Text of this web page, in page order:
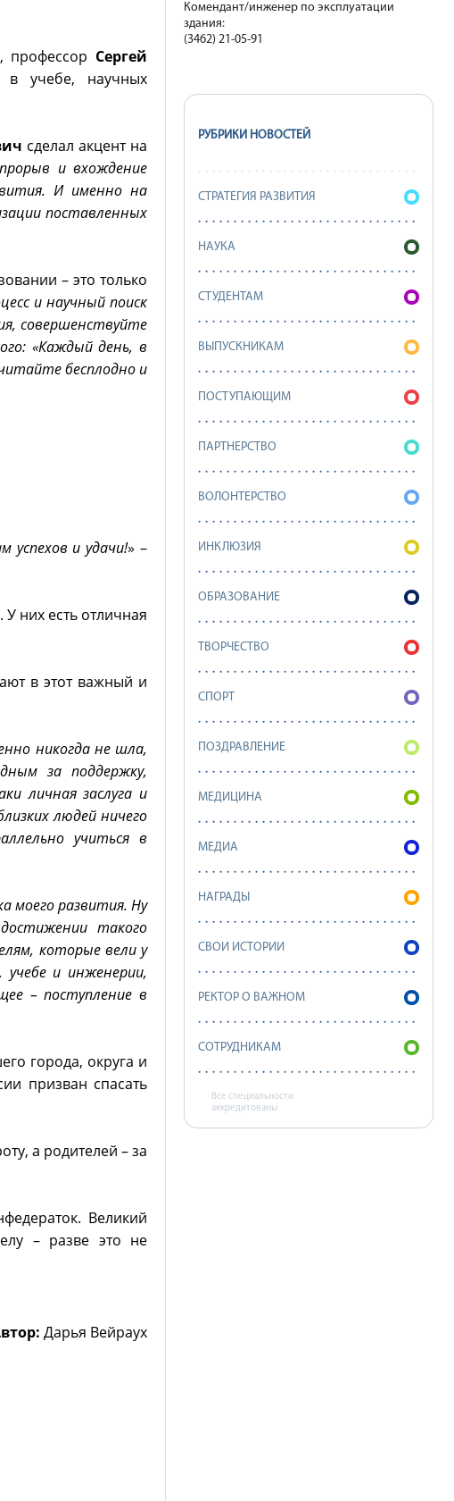
профессор Сергей
в учебе, научных
сделал акцент на
и вхождение
И именно на
поставленных
– это только
и научный поиск
совершенствуйте
«Каждый день, в
бесплодно и
успехов и удачи!» –
них есть отличная
в этот важный и
никогда не шла,
за поддержку,
личная заслуга и
людей ничего
учиться в
моего развития. Ну
такого
которые вели у
и инженерии,
– поступление в
города, округа и
призван спасать
а родителей – за
Великий
– разве это не
Дарья Вейраух
Комендант/инженер по эксплуатации
здания:
(3462) 21-05-91
РУБРИКИ НОВОСТЕЙ
СТРАТЕГИЯ РАЗВИТИЯ
НАУКА
СТУДЕНТАМ
ВЫПУСКНИКАМ
ПОСТУПАЮЩИМ
ПАРТНЕРСТВО
ВОЛОНТЕРСТВО
ИНКЛЮЗИЯ
ОБРАЗОВАНИЕ
ТВОРЧЕСТВО
СПОРТ
ПОЗДРАВЛЕНИЕ
МЕДИЦИНА
МЕДИА
НАГРАДЫ
СВОИ ИСТОРИИ
РЕКТОР О ВАЖНОМ
СОТРУДНИКАМ
Все специальности
аккредитованы